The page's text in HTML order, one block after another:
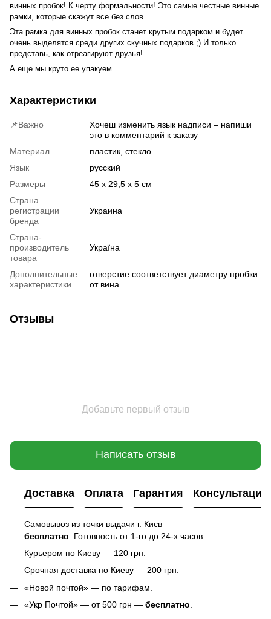
винных пробок! К черту формальности! Это самые честные винные
рамки, которые скажут все без слов.
Эта рамка для винных пробок станет крутым подарком и будет
очень выделятся среди других скучных подарков ;) И только
представь, как отреагируют друзья!
А еще мы круто ее упакуем.
Характеристики
📌Важно
Хочеш изменить язык надписи – напиши
это в комментарий к заказу
Материал
пластик, стекло
Язык
русский
Размеры
45 х 29,5 х 5 см
Страна
регистрации
бренда
Украина
Страна-
производитель
товара
Україна
Дополнительные
характеристики
отверстие соответствует диаметру пробки
от вина
Отзывы
Добавьте первый отзыв
Написать отзыв
Доставка Оплата Гарантия Консультация
Самовывоз из точки выдачи г. Києв —
бесплатно . Готовность от 1-го до 24-х часов
Курьером по Киеву — 120 грн.
Срочная доставка по Киеву — 200 грн.
«Новой почтой» — по тарифам.
«Укр Почтой» — от 500 грн — бесплатно